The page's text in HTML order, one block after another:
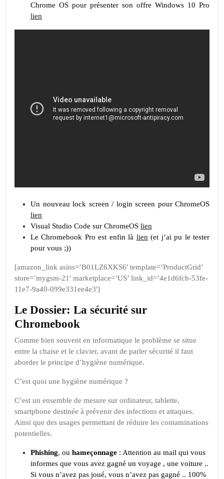
Chrome OS pour présenter son offre Windows 10 Pro
lien
Un nouveau lock screen / login screen pour ChromeOS
lien
Visual Studio Code sur ChromeOS lien
Le Chromebook Pro est enfin là lien (et j’ai pu le tester
pour vous ;))
[amazon_link asins=’B01LZ6XKS6′ template=’ProductGrid’
store=’mygsm-21′ marketplace=’US’ link_id=’4e1d6fcb-53fe-
11e7-9a40-099e331ee4e3′]
Le Dossier: La sécurité sur
Chromebook
Comme bien souvent en informatique le problème se situe
entre la chaise et le clavier, avant de parler sécurité il faut
aborder le principe d’hygiène numérique.
C’est quoi une hygiène numérique ?
C’est un ensemble de mesure sur ordinateur, tablette,
smartphone destinée à prévenir des infections et attaques.
Ainsi que des usages permettant de réduire les contaminations
potentielles.
Phishing, ou hameçonnage : Attention au mail qui vous
informes que vous avez gagné un voyage , une voiture ..
Si vous n’avez pas joué, vous n’avez pas gagné .. 100%